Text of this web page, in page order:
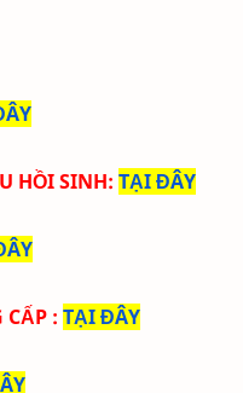
HỒI SINH: TẠI ĐÂY
CẤP : TẠI ĐÂY